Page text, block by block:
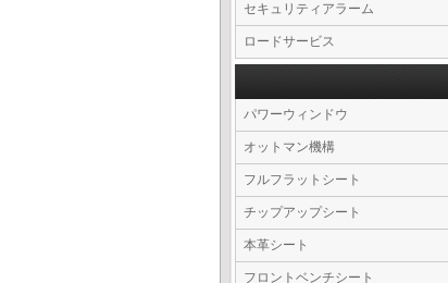
セキュリティアラーム
ロードサービス
パワーウィンドウ
オットマン機構
フルフラットシート
チップアップシート
本革シート
フロントベンチシート